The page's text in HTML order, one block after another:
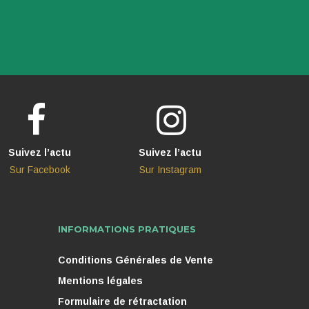
Suivez l’actu
Sur Facebook
Suivez l’actu
Sur Instagram
INFORMATIONS PRATIQUES
Conditions Générales de Vente
Mentions légales
Formulaire de rétractation